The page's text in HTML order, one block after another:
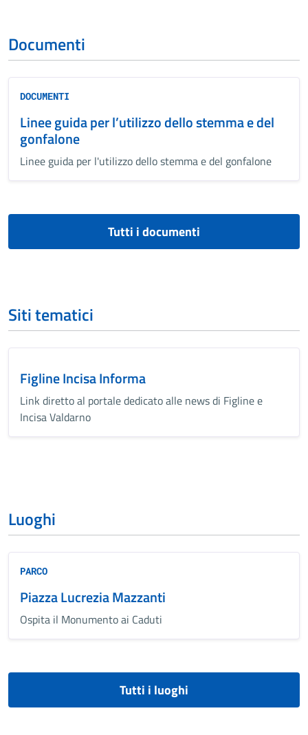
Documenti
DOCUMENTI
Linee guida per l’utilizzo dello stemma e del
gonfalone
Linee guida per l'utilizzo dello stemma e del gonfalone
Tutti i documenti
Siti tematici
Figline Incisa Informa
Link diretto al portale dedicato alle news di Figline e
Incisa Valdarno
Luoghi
PARCO
Piazza Lucrezia Mazzanti
Ospita il Monumento ai Caduti
Tutti i luoghi